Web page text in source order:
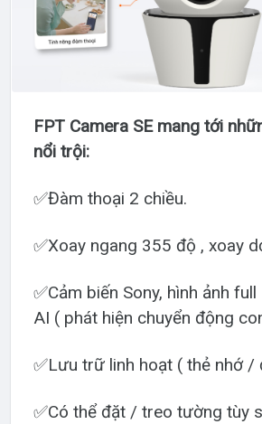
FPT Camera SE mang tới
nổi trội:
✅Đàm thoại 2 chiều.
✅Xoay ngang 355 độ , xoay
✅Cảm biến Sony, hình ảnh
AI ( phát hiện chuyển động
✅Lưu trữ linh hoạt ( thẻ nhớ /
✅Có thể đặt / treo tường tùy